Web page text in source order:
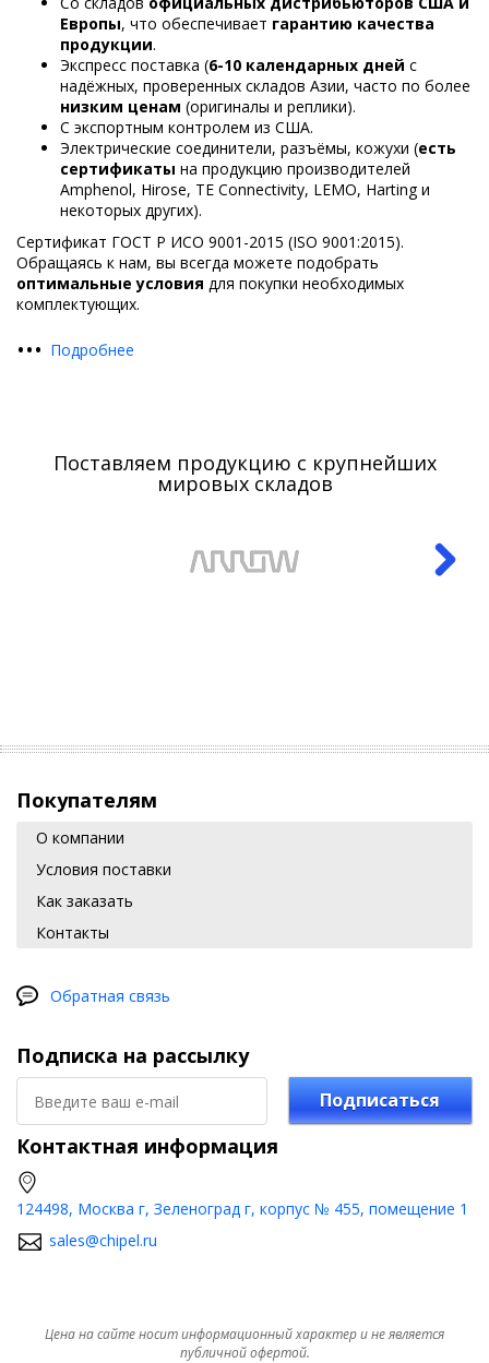
Европы, что обеспечивает гарантию качества
продукции.
Экспресс поставка (6-10 календарных дней с
надёжных, проверенных складов Азии, часто по более
низким ценам (оригиналы и реплики).
С экспортным контролем из США.
Электрические соединители, разъёмы, кожухи (есть
сертификаты на продукцию производителей
Amphenol, Hirose, TE Connectivity, LEMO, Harting и
некоторых других).
Сертификат ГОСТ Р ИСО 9001-2015 (ISO 9001:2015).
Обращаясь к нам, вы всегда можете подобрать
оптимальные условия для покупки необходимых
комплектующих.
••• Подробнее
Поставляем продукцию с крупнейших
мировых складов
Покупателям
О компании
Условия поставки
Как заказать
Контакты
Обратная связь
Подписка на рассылку
Подписаться
Контактная информация
124498, Москва г, Зеленоград г, корпус № 455, помещение 1
sales@chipel.ru
Цена на сайте носит информационный характер и не является
публичной офертой.